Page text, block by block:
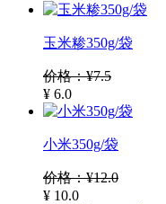
玉米糁350g/袋
价格：¥7.5
¥ 6.0
小米350g/袋
价格：¥12.0
¥ 10.0